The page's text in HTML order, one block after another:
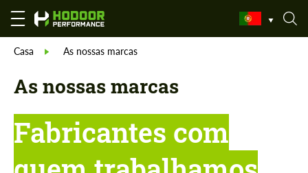
Casa As nossas marcas
As nossas marcas
Fabricantes com